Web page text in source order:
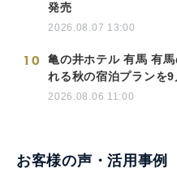
発売
2026.08.07 13:00
10
亀の井ホテル 有馬 有
れる秋の宿泊プランを9
2026.08.06 11:00
お客様の声・活用事例